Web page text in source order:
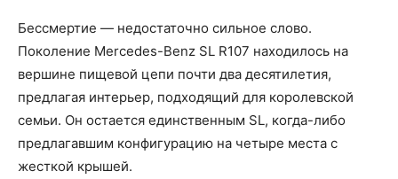
Бессмертие — недостаточно сильное слово.
Поколение Mercedes-Benz SL R107 находилось на
вершине пищевой цепи почти два десятилетия,
предлагая интерьер, подходящий для королевской
семьи. Он остается единственным SL, когда-либо
предлагавшим конфигурацию на четыре места с
жесткой крышей.